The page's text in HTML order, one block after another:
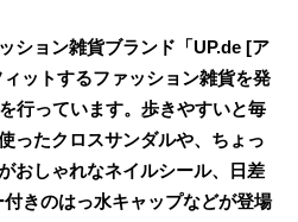
ション雑貨ブランド「UP.de [ア
ットするファッション雑貨を発
行っています。歩きやすいと毎
ったクロスサンダルや、ちょっ
おしゃれなネイルシール、日差
きのはっ水キャップなどが登場